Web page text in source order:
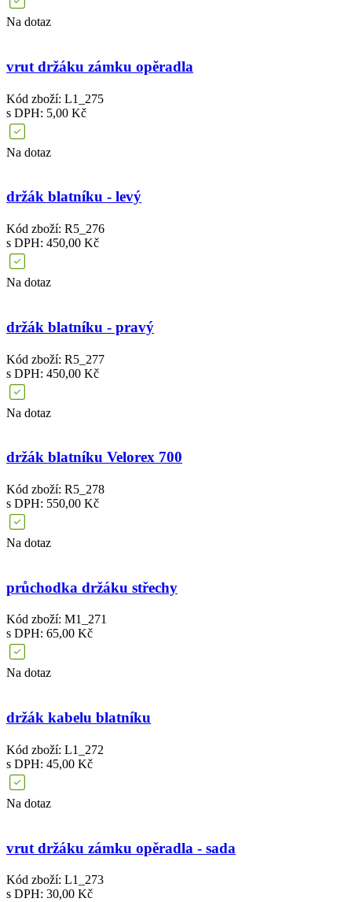
Na dotaz
vrut držáku zámku opěradla
Kód zboží: L1_275
s DPH: 5,00 Kč
Na dotaz
držák blatníku - levý
Kód zboží: R5_276
s DPH: 450,00 Kč
Na dotaz
držák blatníku - pravý
Kód zboží: R5_277
s DPH: 450,00 Kč
Na dotaz
držák blatníku Velorex 700
Kód zboží: R5_278
s DPH: 550,00 Kč
Na dotaz
průchodka držáku střechy
Kód zboží: M1_271
s DPH: 65,00 Kč
Na dotaz
držák kabelu blatníku
Kód zboží: L1_272
s DPH: 45,00 Kč
Na dotaz
vrut držáku zámku opěradla - sada
Kód zboží: L1_273
s DPH: 30,00 Kč